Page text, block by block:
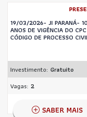
19/03/2026- JI PARANÁ- 10
ANOS DE VIGÊNCIA DO
CÓDIGO DE PROCESSO
Investimento: Gratuito
Vagas: 2
SABER MAIS